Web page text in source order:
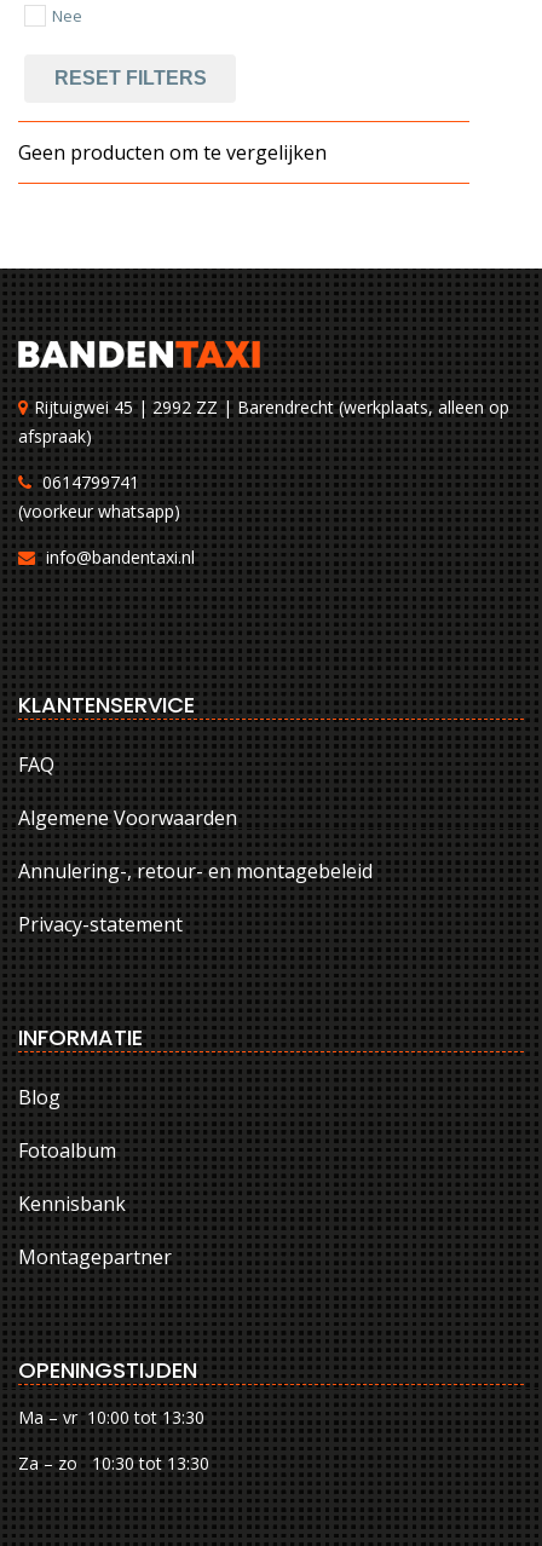
Nee
RESET FILTERS
Geen producten om te vergelijken
Rijtuigwei 45 | 2992 ZZ | Barendrecht (werkplaats, alleen op
afspraak)
0614799741
(voorkeur whatsapp)
info@bandentaxi.nl
KLANTENSERVICE
FAQ
Algemene Voorwaarden
Annulering-, retour- en montagebeleid
Privacy-statement
INFORMATIE
Blog
Fotoalbum
Kennisbank
Montagepartner
OPENINGSTIJDEN
Ma – vr 10:00 tot 13:30
Za – zo 10:30 tot 13:30